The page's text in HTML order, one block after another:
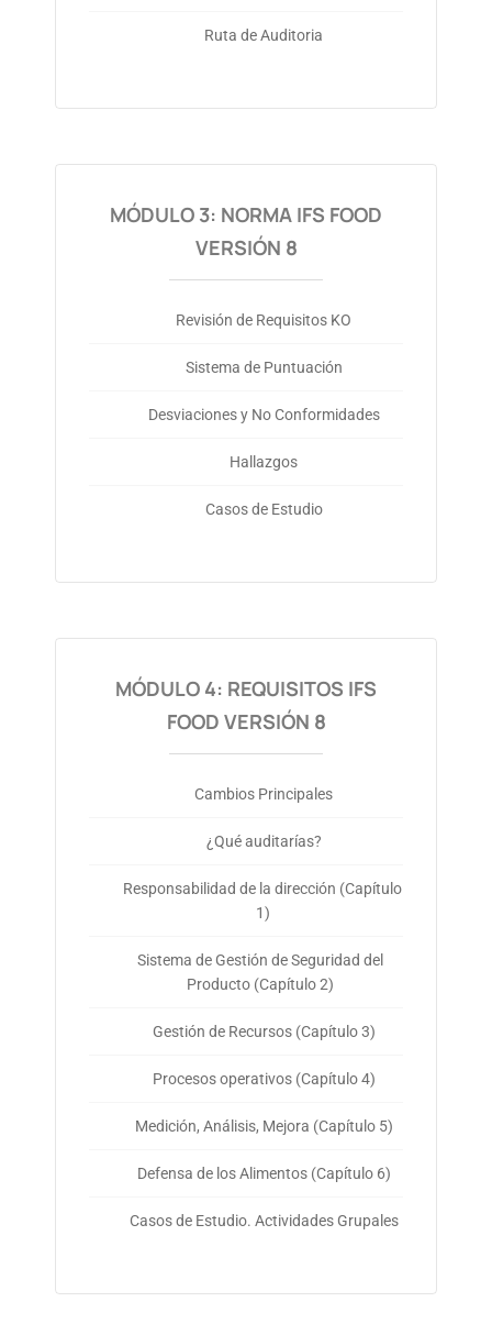
Ruta de Auditoria
MÓDULO 3: NORMA IFS FOOD
VERSIÓN 8
Revisión de Requisitos KO
Sistema de Puntuación
Desviaciones y No Conformidades
Hallazgos
Casos de Estudio
MÓDULO 4: REQUISITOS IFS
FOOD VERSIÓN 8
Cambios Principales
¿Qué auditarías?
Responsabilidad de la dirección (Capítulo
1)
Sistema de Gestión de Seguridad del
Producto (Capítulo 2)
Gestión de Recursos (Capítulo 3)
Procesos operativos (Capítulo 4)
Medición, Análisis, Mejora (Capítulo 5)
Defensa de los Alimentos (Capítulo 6)
Casos de Estudio. Actividades Grupales